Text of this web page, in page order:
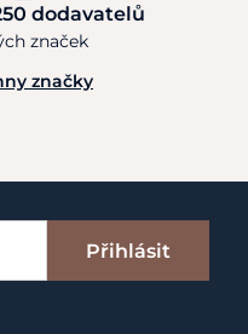
dodavatelů
značek
značky
Přihlásit